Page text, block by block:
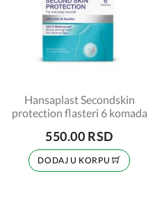
Hansaplast Secondskin
protection flasteri 6 komada
550.00 RSD
DODAJ U KORPU